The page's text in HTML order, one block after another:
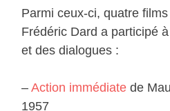
Parmi ceux-ci, quatre
Frédéric Dard a participé
et des dialogues :
–Action immédiate de
1957